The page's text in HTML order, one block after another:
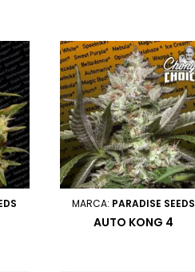
MARCA: PARADISE SEEDS
AUTO KONG 4